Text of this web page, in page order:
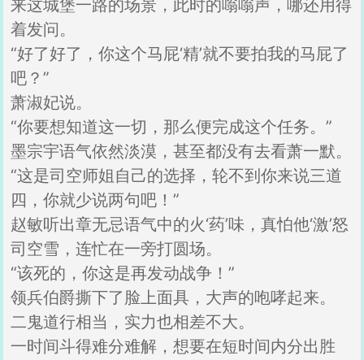
来这城堡一路的场景，此时的嗡嗡声，哪还用得
着发问。
“好了好了，你这个马屁‘精’就不要拍我的马屁了
吧？”
萧淑妃说。
“你要想知道这一切，那么便完成这个任务。”
墨宗宇语气依然淡漠，甚至都没有去看萧一默。
“这是司空师姐自己的选择，轮不到你来说三道
四，你就少说两句吧！”
赵敏听出章无忌语气中的火‘药’味，真怕他‘激’怒
司空雪，连忙在一旁打圆场。
“该死的，你这是再发动战争！”
领兵伯爵撕下了脸上面具，大声的咆哮起来。
二鬼道行相当，实力也相差不大。
一时间斗得难分难解，想要在短时间内分出胜